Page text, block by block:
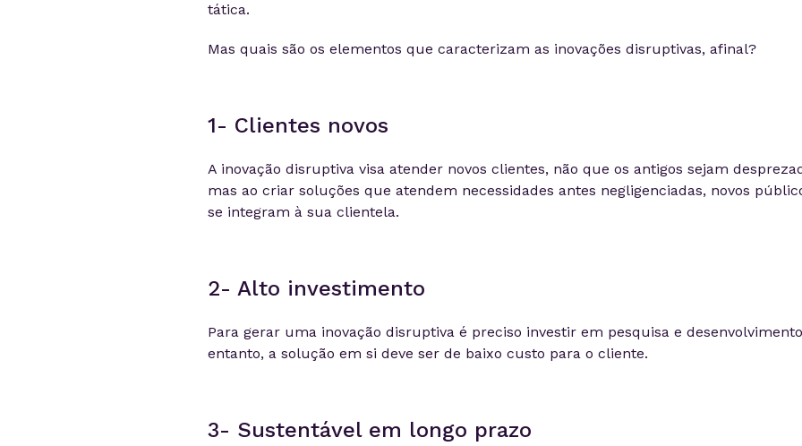
tática.
Mas quais são os elementos que caracterizam as inovações disruptivas, afinal?
1- Clientes novos
A inovação disruptiva visa atender novos clientes, não que os antigos sejam
mas ao criar soluções que atendem necessidades antes negligenciadas, novos
se integram à sua clientela.
2- Alto investimento
Para gerar uma inovação disruptiva é preciso investir em pesquisa e
entanto, a solução em si deve ser de baixo custo para o cliente.
3- Sustentável em longo prazo